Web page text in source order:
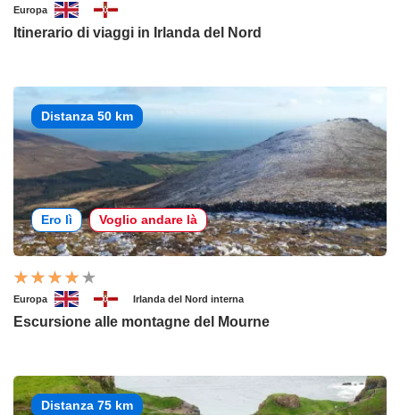
Europa
Itinerario di viaggi in Irlanda del Nord
Distanza 50 km
Ero lì Voglio andare là
Europa Irlanda del Nord interna
Escursione alle montagne del Mourne
Distanza 75 km